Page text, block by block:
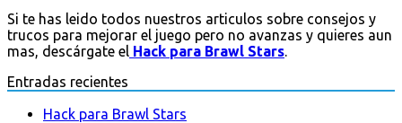
Si te has leido todos nuestros articulos sobre consejos y
trucos para mejorar el juego pero no avanzas y quieres aun
mas, descárgate el Hack para Brawl Stars.
Entradas recientes
Hack para Brawl Stars